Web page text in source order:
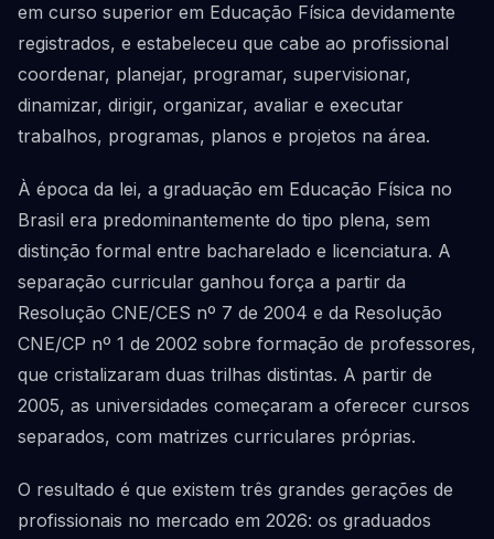
em curso superior em Educação Física devidamente
registrados, e estabeleceu que cabe ao profissional
coordenar, planejar, programar, supervisionar,
dinamizar, dirigir, organizar, avaliar e executar
trabalhos, programas, planos e projetos na área.
À época da lei, a graduação em Educação Física no
Brasil era predominantemente do tipo plena, sem
distinção formal entre bacharelado e licenciatura. A
separação curricular ganhou força a partir da
Resolução CNE/CES nº 7 de 2004 e da Resolução
CNE/CP nº 1 de 2002 sobre formação de professores,
que cristalizaram duas trilhas distintas. A partir de
2005, as universidades começaram a oferecer cursos
separados, com matrizes curriculares próprias.
O resultado é que existem três grandes gerações de
profissionais no mercado em 2026: os graduados